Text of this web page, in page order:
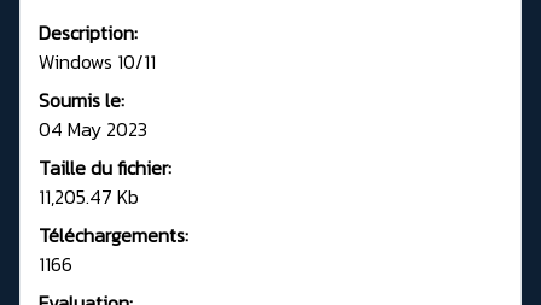
Description:
Windows 10/11
Soumis le:
04 May 2023
Taille du fichier:
11,205.47 Kb
Téléchargements:
1166